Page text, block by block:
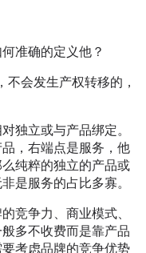
准确的定义他？
会发生产权转移的，
独立或与产品绑定。
，右端点是服务，他
纯粹的独立的产品或
是服务的占比多寡。
竞争力、商业模式、
多不收费而是靠产品
考虑品牌的竞争优势